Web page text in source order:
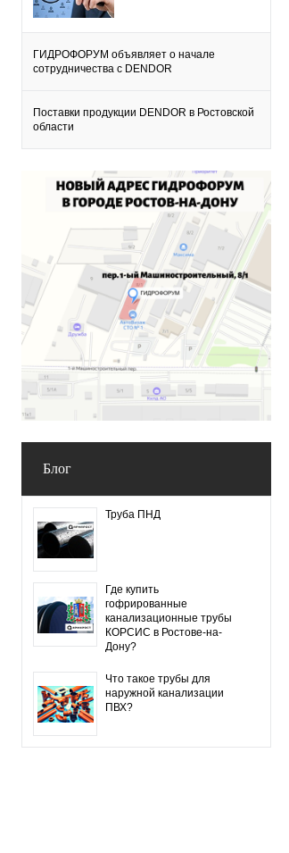
ГИДРОФОРУМ объявляет о начале
сотрудничества с DENDOR
Поставки продукции DENDOR в Ростовской
области
Блог
Труба ПНД
Где купить
гофрированные
канализационные трубы
КОРСИС в Ростове-на-
Дону?
Что такое трубы для
наружной канализации
ПВХ?